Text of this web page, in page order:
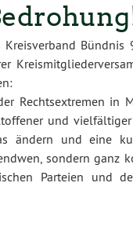
Kreisverband
Rechtsextremen in
und
ändern und eine
sondern ganz
Parteien und